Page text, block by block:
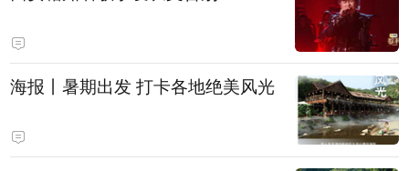
海报丨暑期出发 打卡各地绝美风光